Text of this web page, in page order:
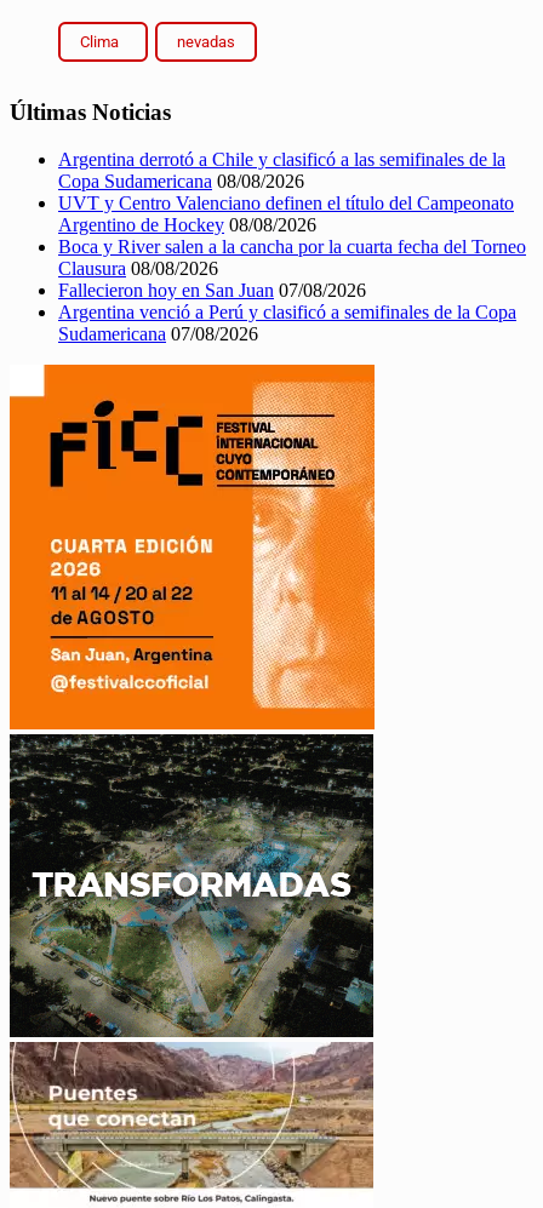
Clima nevadas
Últimas Noticias
Argentina derrotó a Chile y clasificó a las semifinales de la
Copa Sudamericana 08/08/2026
UVT y Centro Valenciano definen el título del Campeonato
Argentino de Hockey 08/08/2026
Boca y River salen a la cancha por la cuarta fecha del Torneo
Clausura 08/08/2026
Fallecieron hoy en San Juan 07/08/2026
Argentina venció a Perú y clasificó a semifinales de la Copa
Sudamericana 07/08/2026